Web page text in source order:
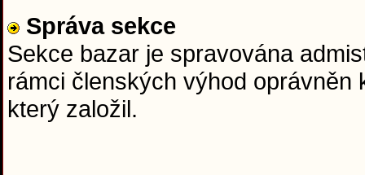
Správa sekce
Sekce bazar je spravována
rámci členských výhod
který založil.